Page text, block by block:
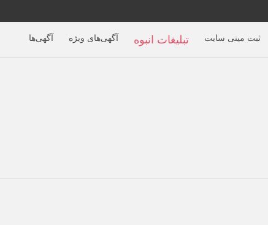
ثبت مینی سایت تبلیغات انبوه آگهی‌های ویژه آگهی‌ها